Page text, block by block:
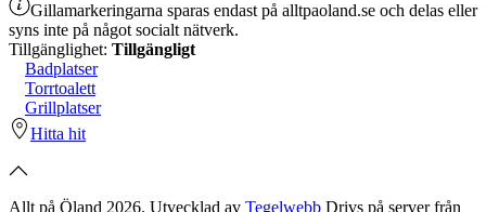
Gillamarkeringarna sparas endast på alltpaoland.se och delas eller
syns inte på något socialt nätverk.
Tillgänglighet: Tillgängligt
Badplatser
Torrtoalett
Grillplatser
Hitta hit
Allt på Öland 2026. Utvecklad av Tegelwebb Drivs på server från